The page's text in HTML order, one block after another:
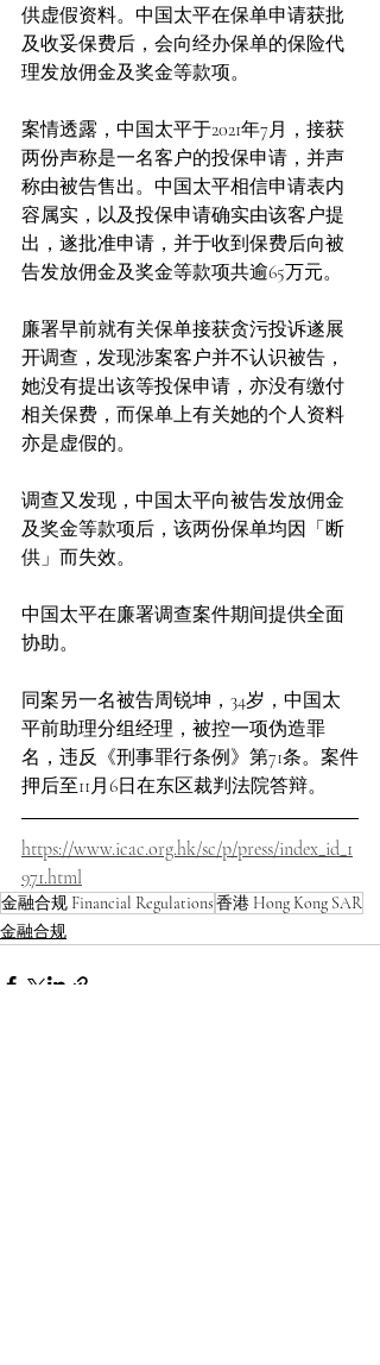
供虚假资料。中国太平在保单申请获批
及收妥保费后，会向经办保单的保险代
理发放佣金及奖金等款项。
案情透露，中国太平于2021年7月，接获
两份声称是一名客户的投保申请，并声
称由被告售出。中国太平相信申请表内
容属实，以及投保申请确实由该客户提
出，遂批准申请，并于收到保费后向被
告发放佣金及奖金等款项共逾65万元。
廉署早前就有关保单接获贪污投诉遂展
开调查，发现涉案客户并不认识被告，
她没有提出该等投保申请，亦没有缴付
相关保费，而保单上有关她的个人资料
亦是虚假的。
调查又发现，中国太平向被告发放佣金
及奖金等款项后，该两份保单均因「断
供」而失效。
中国太平在廉署调查案件期间提供全面
协助。
同案另一名被告周锐坤，34岁，中国太
平前助理分组经理，被控一项伪造罪
名，违反《刑事罪行条例》第71条。案件
押后至11月6日在东区裁判法院答辩。
https://www.icac.org.hk/sc/p/press/index_id_1
971.html
金融合规 Financial Regulations香港 Hong Kong SAR
金融合规